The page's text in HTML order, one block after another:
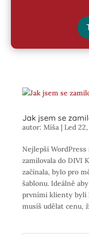
Jak jsem se
autor: Míša | Led
Nejlepší WordPress
zamilovala do DIVI
začínala, bylo pro
šablonu. Ideálně
prvními klienty byli
musíš udělat cenu,